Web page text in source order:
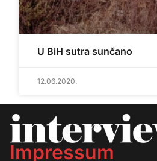
U BiH sutra sunčano
12.06.2020.
Impressum